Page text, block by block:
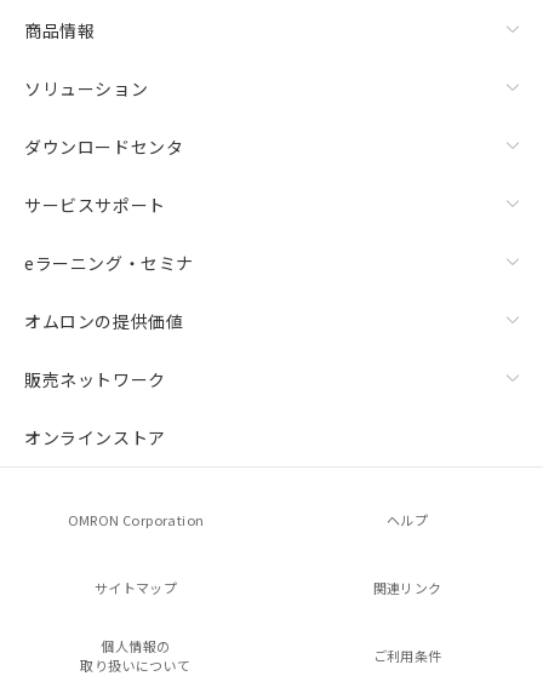
商品情報
ソリューション
ダウンロードセンタ
サービスサポート
eラーニング・セミナ
オムロンの提供価値
販売ネットワーク
オンラインストア
OMRON Corporation ヘルプ
サイトマップ 関連リンク
個人情報の
取り扱いについて
ご利用条件